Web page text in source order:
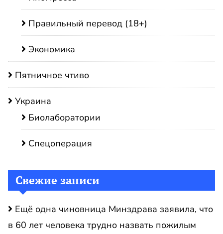
Правильный перевод (18+)
Экономика
Пятничное чтиво
Украина
Биолаборатории
Спецоперация
Свежие записи
Ещё одна чиновница Минздрава заявила, что
в 60 лет человека трудно назвать пожилым